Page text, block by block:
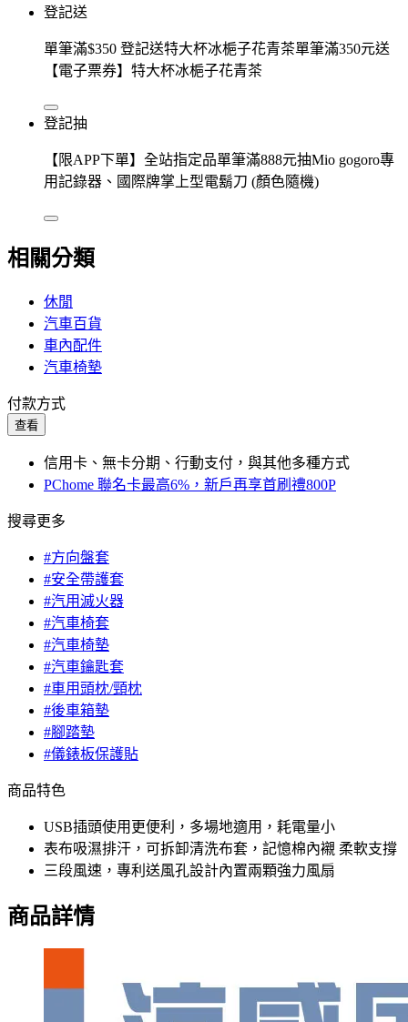
登記送
單筆滿$350 登記送特大杯冰梔子花青茶單筆滿350元送
【電子票券】特大杯冰梔子花青茶
登記抽
【限APP下單】全站指定品單筆滿888元抽Mio gogoro專
用記錄器、國際牌掌上型電鬍刀 (顏色隨機)
相關分類
休閒
汽車百貨
車內配件
汽車椅墊
付款方式
查看
信用卡、無卡分期、行動支付，與其他多種方式
PChome 聯名卡最高6%，新戶再享首刷禮800P
搜尋更多
#方向盤套
#安全帶護套
#汽用滅火器
#汽車椅套
#汽車椅墊
#汽車鑰匙套
#車用頭枕/頸枕
#後車箱墊
#腳踏墊
#儀錶板保護貼
商品特色
USB插頭使用更便利，多場地適用，耗電量小
表布吸濕排汗，可拆卸清洗布套，記憶棉內襯 柔軟支撐
三段風速，專利送風孔設計內置兩顆強力風扇
商品詳情